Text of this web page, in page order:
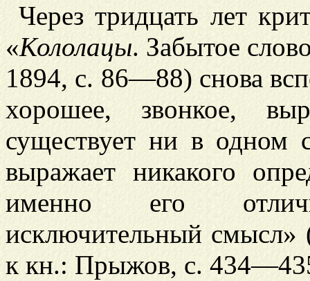
Через тридцать лет
«Кололацы. Забытое
1894, с. 86—88) снова
хорошее, звонкое,
существует ни в одном
выражает никакого
именно его
исключительный
к кн.: Прыжов, с.